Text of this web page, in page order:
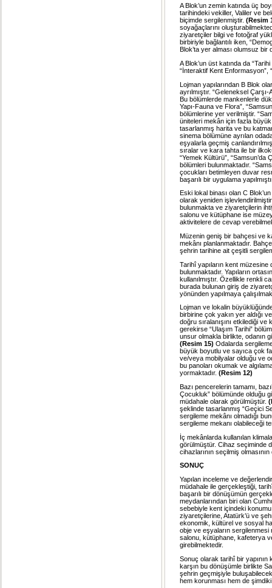
A Blok’un zemin katında üç
tarihindeki vekiller, Valiler ve
biçimde sergilenmiştir. (Resim
soyağaçlarını
ziyaretçiler bilgi ve fotoğraf
birbiriyle bağlantılı iken,
Blok’ta yer alması olumsuz
A Blok’un üst katında da “Tarihi
“İnteraktif Kent Enformasyon”,
Lojman yapılarından B Blok
ayrılmıştır. “Geleneksel
Bu bölümlerde mankenlerle
Yapı-Fauna ve Flora”,
bölümlerine yer verilmiştir.
üniteleri mekân için fazla
tasarlanmış harita ve bu
sinema bölümüne ayrılan
eşyalarla geçmiş
sıralar ve kara tahta ile bir
“Yemek Kültürü”, “Samsun’da
bölümleri bulunmaktadır.
çocukları betimleyen duvar
başarılı bir uygulama
Eski lokal binası olan C
olarak yeniden
bulunmakta ve ziyaretçilerin
salonu ve kütüphane ise
aktivitelere de cevap
Müzenin geniş bir bahçesi ve
mekânı planlanmaktadır.
şehrin tarihine ait çeşitli
Tarihî yapıların kent
bulunmaktadır. Yapıların
kullanılmıştır. Özellikle renkli
burada bulunan giriş de
yönünden yapılmaya
Lojman ve lokalin
birbirine çok yakın yer aldığı
doğru sıralanışını etkilediği
gerekirse “Ulaşım Tarihi”
unsur olmakla birlikte, odanın
(Resim 15) Odalarda
büyük boyutlu ve sayıca çok
ve/veya mobilyalar olduğu ve
bu panoları okumak ve
yormaktadır. (Resim 12)
Bazı pencerelerin tamamı,
Çocukluk” bölümünde olduğu
müdahale olarak görülmüştür.
şeklinde tasarlanmış “Geçici
sergileme mekânı olmadığı
sergileme mekanı olabileceği
İç mekânlarda kullanılan
görülmüştür. Cihaz seçiminde
cihazlarının seçilmiş
SONUÇ
Yapılan inceleme ve
müdahale ile gerçekleştiği,
başarılı bir dönüşümün
meydanlarından biri olan
sebebiyle kent içindeki
ziyaretçilerine, Atatürk’ü ve
ekonomik, kültürel ve sosyal
obje ve eşyaların sergilenmesi
salonu, kütüphane, kafeterya
girebilmektedir.
Sonuç olarak tarihî bir yapının
karşın bu dönüşümle birlikte
şehrin geçmişiyle
hem korunması hem de